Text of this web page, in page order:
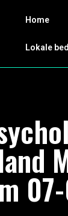
Home
Lokale